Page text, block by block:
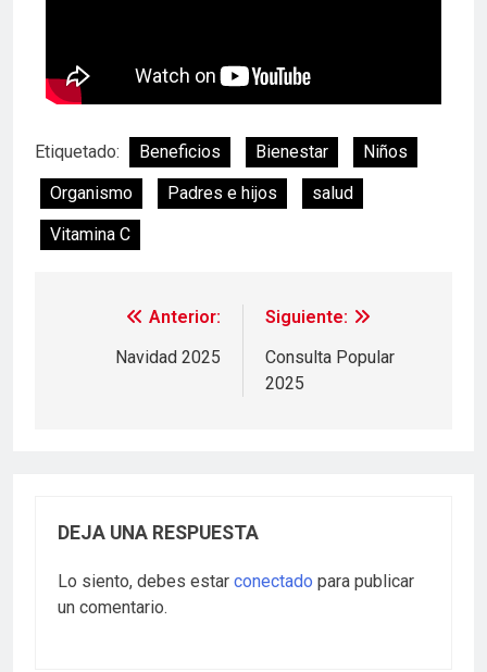
Etiquetado: Beneficios Bienestar
Niños
Organismo
Padres e hijos
salud
Vitamina C
Anterior:
Navidad 2025
Siguiente:
Consulta Popular
2025
DEJA UNA RESPUESTA
Lo siento, debes estar conectado para publicar
un comentario.